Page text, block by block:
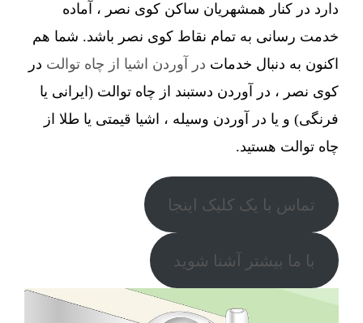
دارد در کنار همشهریان ساکن کوی نصر ، آماده
خدمت رسانی به تمام نقاط کوی نصر باشد. شما هم
اکنون به دنبال خدمات در آوردن اشیا از چاه توالت در
کوی نصر ، در آوردن دستبند از چاه توالت (ایرانی یا
فرنگی) و یا در آوردن وسیله ، اشیا قیمتی یا طلا از
چاه توالت هستید.
تماس با یک کلیک اینجا
با ما بیشتر آشنا شوید